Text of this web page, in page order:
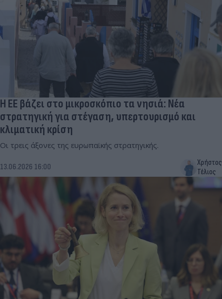
Η ΕΕ βάζει στο μικροσκόπιο τα νησιά: Νέα
στρατηγική για στέγαση, υπερτουρισμό και
κλιματική κρίση
Οι τρεις άξονες της ευρωπαϊκής στρατηγικής.
13.06.2026 16:00
Χρήστος
Τέλιος